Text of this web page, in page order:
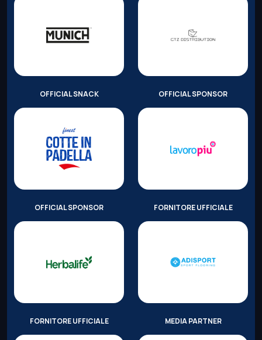
OFFICIAL SNACK OFFICIAL SPONSOR
OFFICIAL SPONSOR FORNITORE UFFICIALE
FORNITORE UFFICIALE MEDIA PARTNER